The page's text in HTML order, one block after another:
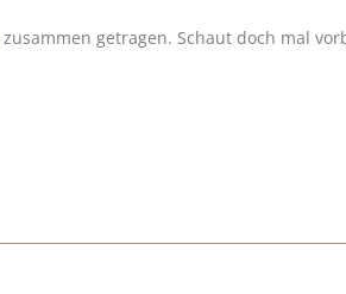
zusammen getragen. Schaut doch mal